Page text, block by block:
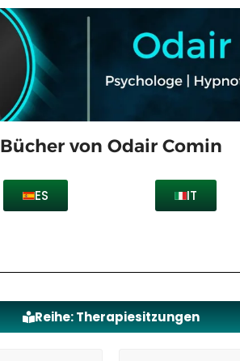
Bücher von Odair Comin
ES IT
Reihe: Therapiesitzungen